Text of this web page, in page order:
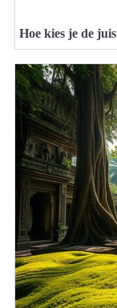
Hoe kies je de